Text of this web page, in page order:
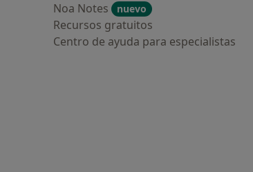
Noa Notes
nuevo
Recursos gratuitos
Centro de ayuda para especialistas